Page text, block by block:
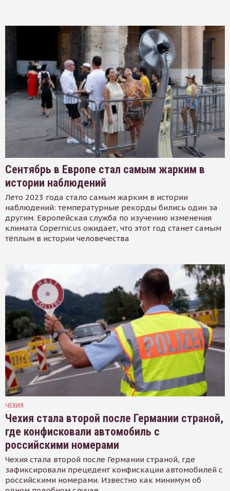
Сентябрь в Европе стал самым жарким в
истории наблюдений
Лето 2023 года стало самым жарким в истории
наблюдений: температурные рекорды бились один за
другим. Европейская служба по изучению изменения
климата Copernicus ожидает, что этот год станет самым
тёплым в истории человечества
ЧЕХИЯ
Чехия стала второй после Германии страной,
где конфисковали автомобиль с
российскими номерами
Чехия стала второй после Германии страной, где
зафиксировали прецедент конфискации автомобилей с
российскими номерами. Известно как минимум об